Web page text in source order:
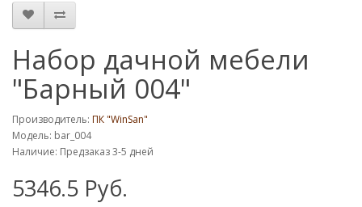
Набор дачной мебели
"Барный 004"
Производитель: ПК "WinSan"
Модель: bar_004
Наличие: Предзаказ 3-5 дней
5346.5 Руб.